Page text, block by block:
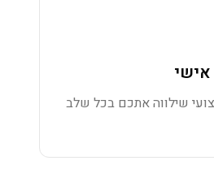
שילווה אתכם בכל שלב